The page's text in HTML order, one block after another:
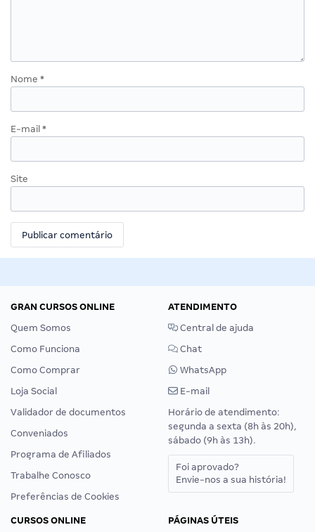
Nome *
E-mail *
Site
GRAN CURSOS ONLINE
Quem Somos
Como Funciona
Como Comprar
Loja Social
Validador de documentos
Conveniados
Programa de Afiliados
Trabalhe Conosco
Preferências de Cookies
ATENDIMENTO
Central de ajuda
Chat
WhatsApp
E-mail
Horário de atendimento:
segunda a sexta (8h às 20h),
sábado (9h às 13h).
Foi aprovado?
Envie-nos a sua história!
CURSOS ONLINE PÁGINAS ÚTEIS